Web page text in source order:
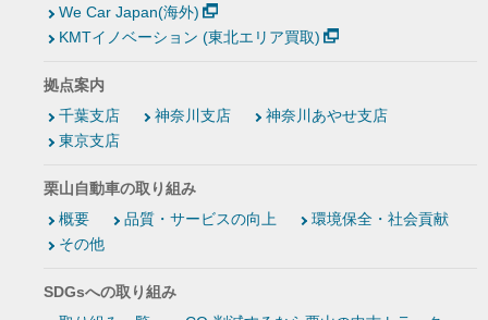
We Car Japan(海外)
KMTイノベーション (東北エリア買取)
拠点案内
千葉支店
神奈川支店
神奈川あやせ支店
東京支店
栗山自動車の取り組み
概要
品質・サービスの向上
環境保全・社会貢献
その他
SDGsへの取り組み